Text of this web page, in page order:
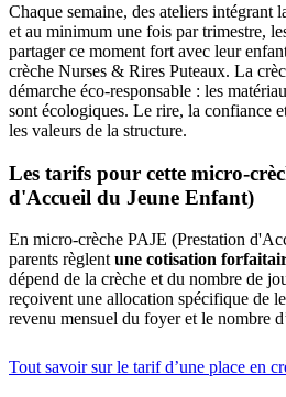
Chaque semaine, des ateliers intégrant
et au minimum une fois par trimestre,
partager ce moment fort avec leur
crèche Nurses & Rires Puteaux. La
démarche éco-responsable : les
sont écologiques. Le rire, la confiance
les valeurs de la structure.
Les tarifs pour cette micro-
d'Accueil du Jeune Enfant)
En micro-crèche PAJE (Prestation
parents règlent une cotisation
dépend de la crèche et du nombre de
reçoivent une allocation spécifique de
revenu mensuel du foyer et le nombre
Tout savoir sur le tarif d’une place en